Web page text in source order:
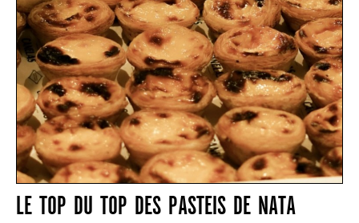
LE TOP DU TOP DES PASTEIS DE NATA